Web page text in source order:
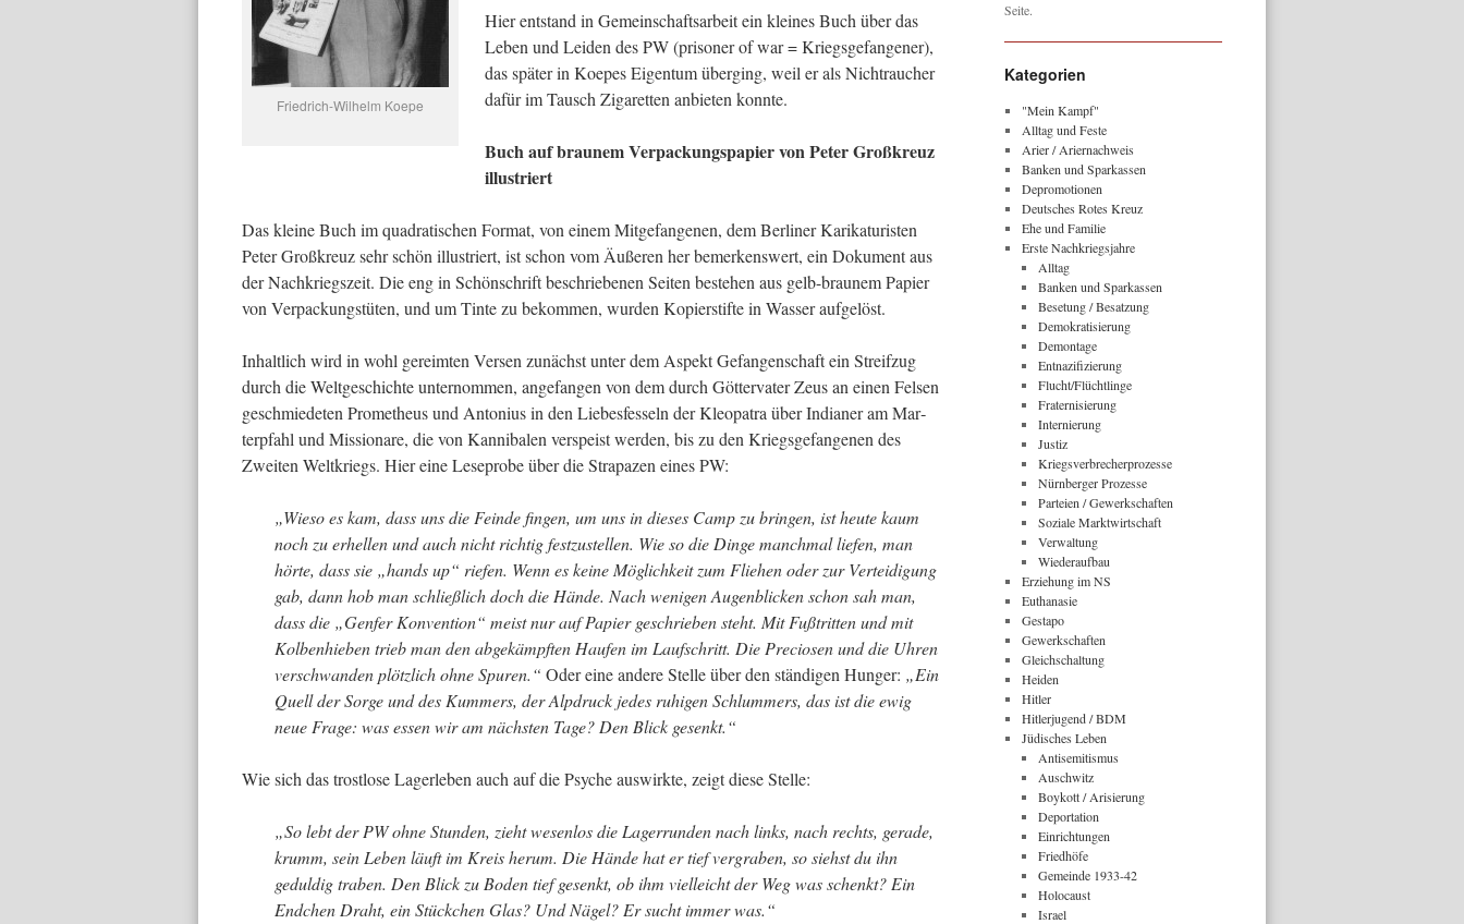
Friedrich-Wilhelm Koepe
Hier entstand in Gemein­schaftsarbeit ein kleines Buch über das
Leben und Leiden des PW (prisoner of war = Kriegsgefangener),
das später in Koepes Eigentum überging, weil er als Nichtraucher
dafür im Tausch Zigaretten anbie­ten konnte.
Buch auf braunem Verpackungspapier von Peter Großkreuz
illustriert
Das kleine Buch im qua­dratischen Format, von einem Mitgefangenen, dem Berliner Karikaturisten
Peter Groß­kreuz sehr schön illustriert, ist schon vom Äußeren her bemerkenswert, ein Doku­ment aus
der Nachkriegszeit. Die eng in Schönschrift beschriebenen Seiten bestehen aus gelb-braunem Papier
von Verpackungstüten, und um Tinte zu bekommen, wurden Kopierstifte in Wasser aufge­löst.
Inhaltlich wird in wohl ge­reimten Versen zunächst un­ter dem Aspekt Gefangenschaft ein Streifzug
durch die Weltgeschichte unternom­men, angefangen von dem durch Göttervater Zeus an ei­nen Felsen
geschmiedeten Prometheus und Antonius in den Liebesfesseln der Kleopatra über Indianer am Mar­
terpfahl und Missionare, die von Kannibalen verspeist werden, bis zu den Kriegsge­fangenen des
Zweiten Weltkriegs. Hier eine Leseprobe über die Strapazen ei­nes PW:
„Wieso es kam, dass uns die Feinde fingen, um uns in dieses Camp zu bringen, ist heute kaum
noch zu er­hellen und auch nicht richtig festzustellen. Wie so die Din­ge manchmal liefen, man
hör­te, dass sie „hands up“ riefen. Wenn es keine Möglichkeit zum Fliehen oder zur Verteidigung
gab, dann hob man schließlich doch die Hände. Nach weni­gen Augenblicken schon sah man,
dass die „Genfer Konvention“ meist nur auf Papier ge­schrieben steht. Mit Fußtritten und mit
Kolbenhieben trieb man den abgekämpften Haufen im Laufschritt. Die Preciosen und die Uhren
verschwanden plötz­lich ohne Spuren.“ Oder eine andere Stelle über den ständigen Hunger: „Ein
Quell der Sorge und des Kummers, der Alpdruck jedes ruhigen Schlummers, das ist die ewig
neue Frage: was es­sen wir am nächsten Tage? Den Blick gesenkt.“
Wie sich das trostlose La­gerleben auch auf die Psyche auswirkte, zeigt diese Stelle:
„So lebt der PW ohne Stunden, zieht wesenlos die Lagerrun­den nach links, nach rechts, gerade,
krumm, sein Leben läuft im Kreis herum. Die Hände hat er tief vergraben, so siehst du ihn
geduldig tra­ben. Den Blick zu Boden tief gesenkt, ob ihm vielleicht der Weg was schenkt? Ein
End­chen Draht, ein Stückchen Glas? Und Nägel? Er sucht immer was.“
Seite.
Kategorien
"Mein Kampf"
Alltag und Feste
Arier / Ariernachweis
Banken und Sparkassen
Depromotionen
Deutsches Rotes Kreuz
Ehe und Familie
Erste Nachkriegsjahre
Alltag
Banken und Sparkassen
Besetung / Besatzung
Demokratisierung
Demontage
Entnazifizierung
Flucht/Flüchtlinge
Fraternisierung
Internierung
Justiz
Kriegsverbrecherprozesse
Nürnberger Prozesse
Parteien / Gewerkschaften
Soziale Marktwirtschaft
Verwaltung
Wiederaufbau
Erziehung im NS
Euthanasie
Gestapo
Gewerkschaften
Gleichschaltung
Heiden
Hitler
Hitlerjugend / BDM
Jüdisches Leben
Antisemitismus
Auschwitz
Boykott / Arisierung
Deportation
Einrichtungen
Friedhöfe
Gemeinde 1933-42
Holocaust
Israel